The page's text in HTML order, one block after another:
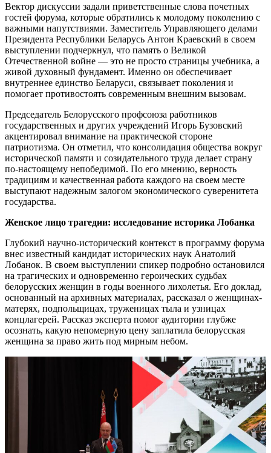
Вектор дискуссии задали приветственные слова почетных
гостей форума, которые обратились к молодому поколению с
важными напутствиями. Заместитель Управляющего делами
Президента Республики Беларусь Антон Краевский в своем
выступлении подчеркнул, что память о Великой
Отечественной войне — это не просто страницы учебника, а
живой духовный фундамент. Именно он обеспечивает
внутреннее единство Беларуси, связывает поколения и
помогает противостоять современным внешним вызовам.
Председатель Белорусского профсоюза работников
государственных и других учреждений Игорь Бузовский
акцентировал внимание на практической стороне
патриотизма. Он отметил, что консолидация общества вокруг
исторической памяти и созидательного труда делает страну
по-настоящему непобедимой. По его мнению, верность
традициям и качественная работа каждого на своем месте
выступают надежным залогом экономического суверенитета
государства.
Женское лицо трагедии: исследование историка Лобанка
Глубокий научно-исторический контекст в программу форума
внес известный кандидат исторических наук Анатолий
Лобанок. В своем выступлении спикер подробно остановился
на трагических и одновременно героических судьбах
белорусских женщин в годы военного лихолетья. Его доклад,
основанный на архивных материалах, рассказал о женщинах-
матерях, подпольщицах, труженицах тыла и узницах
концлагерей. Рассказ эксперта помог аудитории глубже
осознать, какую непомерную цену заплатила белорусская
женщина за право жить под мирным небом.